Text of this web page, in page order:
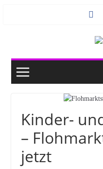
Kinder-
–
jetzt